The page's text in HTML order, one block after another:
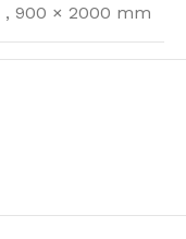
, 900 × 2000 mm